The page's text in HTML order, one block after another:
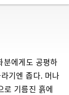
분에게도 공평하
기엔 좁다. 머나
로 기름진 흙에